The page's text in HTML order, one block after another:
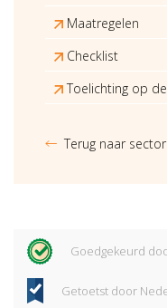
Maatregelen
Checklist
Toelichting op
Terug naar
Goedgekeurd
Getoetst door